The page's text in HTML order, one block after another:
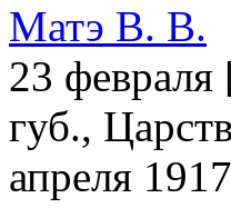
Матэ В. В.
23 февраля
губ.,
апреля